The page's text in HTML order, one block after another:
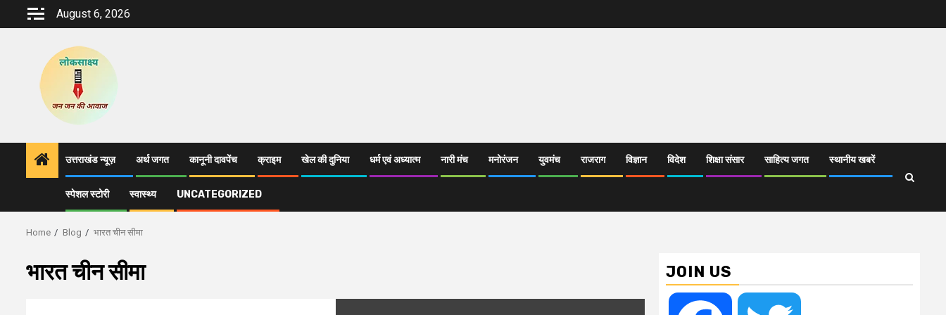
August 6, 2026
उत्तराखंड न्यूज़ अर्थ जगत कानूनी दावपेंच क्राइम खेल की दुनिया धर्म एवं अध्यात्म नारी मंच मनोरंजन युवमंच राजराग विज्ञान विदेश शिक्षा संसार साहित्य जगत स्थानीय खबरें
स्पेशल स्टोरी स्वास्थ्य UNCATEGORIZED
Home Blog भारत चीन सीमा
भारत चीन सीमा JOIN US